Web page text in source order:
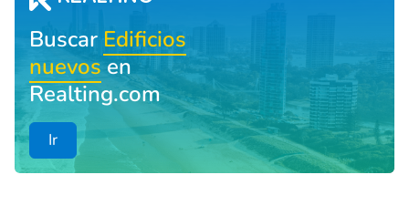
Buscar Edificios
nuevosen
Realting.com
Ir